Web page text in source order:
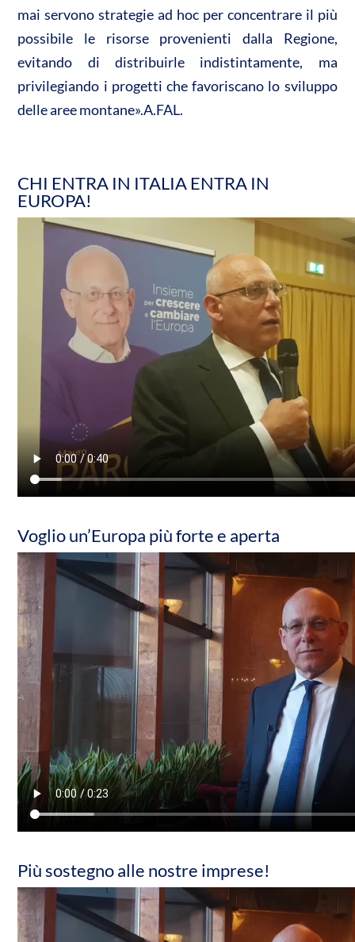
mai servono strategie ad hoc per concentrare il più
possibile le risorse provenienti dalla Regione,
evitando di distribuirle indistintamente, ma
privilegiando i progetti che favoriscano lo sviluppo
delle aree montane».A.FAL.
CHI ENTRA IN ITALIA ENTRA IN
EUROPA!
Voglio un’Europa più forte e aperta
Più sostegno alle nostre imprese!